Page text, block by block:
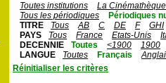
Toutes institutions
La
Tous les périodiques
Périodiques
TITRE
Tous AB C DE F
GHI
PAYS
Tous France Etats-Unis
DECENNIE
Toutes <1900
1900
LANGUE
Toutes Français
Réinitialiser les critères